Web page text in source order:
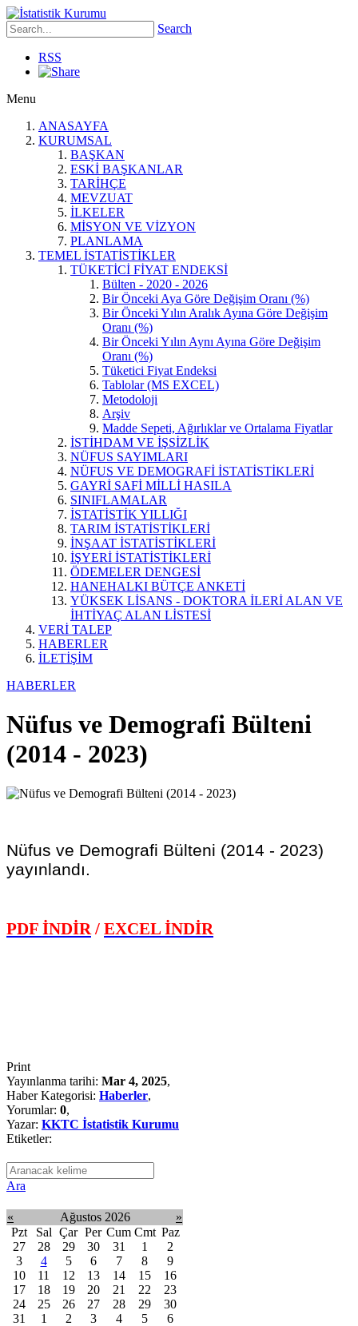
Search
RSS
Menu
ANASAYFA
KURUMSAL
BAŞKAN
ESKİ BAŞKANLAR
TARİHÇE
MEVZUAT
İLKELER
MİSYON VE VİZYON
PLANLAMA
TEMEL İSTATİSTİKLER
TÜKETİCİ FİYAT ENDEKSİ
Bülten - 2020 - 2026
Bir Önceki Aya Göre Değişim Oranı (%)
Bir Önceki Yılın Aralık Ayına Göre Değişim
Oranı (%)
Bir Önceki Yılın Aynı Ayına Göre Değişim
Oranı (%)
Tüketici Fiyat Endeksi
Tablolar (MS EXCEL)
Metodoloji
Arşiv
Madde Sepeti, Ağırlıklar ve Ortalama Fiyatlar
İSTİHDAM VE İŞSİZLİK
NÜFUS SAYIMLARI
NÜFUS VE DEMOGRAFİ İSTATİSTİKLERİ
GAYRİ SAFİ MİLLİ HASILA
SINIFLAMALAR
İSTATİSTİK YILLIĞI
TARIM İSTATİSTİKLERİ
İNŞAAT İSTATİSTİKLERİ
İŞYERİ İSTATİSTİKLERİ
ÖDEMELER DENGESİ
HANEHALKI BÜTÇE ANKETİ
YÜKSEK LİSANS - DOKTORA İLERİ ALAN VE
İHTİYAÇ ALAN LİSTESİ
VERİ TALEP
HABERLER
İLETİŞİM
HABERLER
Nüfus ve Demografi Bülteni
(2014 - 2023)
Nüfus ve Demografi Bülteni (2014 - 2023)
yayınlandı.
PDF İNDİR / EXCEL İNDİR
Print
Yayınlanma tarihi: Mar 4, 2025,
Haber Kategorisi: Haberler,
Yorumlar: 0,
Yazar: KKTC İstatistik Kurumu
Etiketler:
Ara
« Ağustos 2026
»
Pzt
Sal Çar Per Cum Cmt Paz
27
28 29 30 31 1
2
3
4 5 6 7 8
9
10
11 12 13 14 15
16
17
18 19 20 21 22
23
24
25 26 27 28 29
30
31
1 2 3 4 5 6